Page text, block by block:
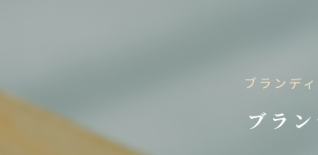
ブランデ
ブラ